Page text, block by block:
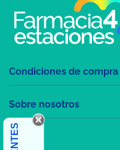
Condiciones de compra
Sobre nosotros